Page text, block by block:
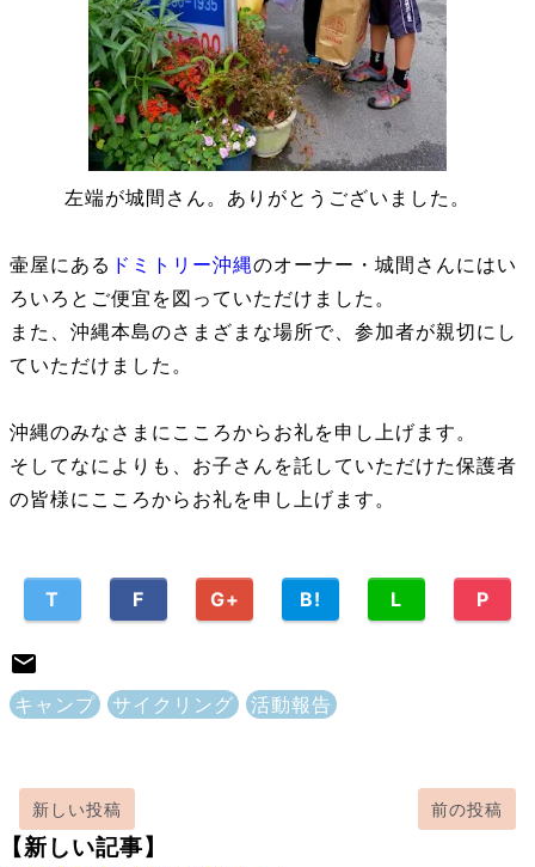
左端が城間さん。ありがとうございました。
壷屋にある ドミトリー沖縄のオーナー・城間さんにはい
ろいろとご便宜を図っていただけました。
また、沖縄本島のさまざまな場所で、参加者が親切にし
ていただけました。
沖縄のみなさまにこころからお礼を申し上げます。
そしてなによりも、お子さんを託していただけた保護者
の皆様にこころからお礼を申し上げます。
T F G+ B! L P
キャンプ サイクリング 活動報告
新しい投稿 前の投稿
【新しい記事】